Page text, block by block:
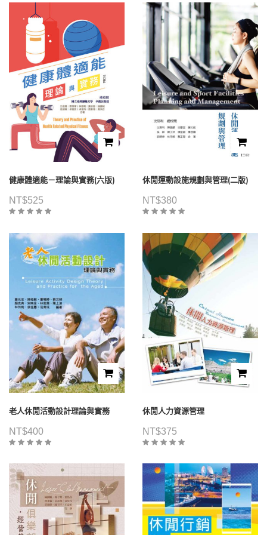
健康體適能－理論與實務(六版)
NT$525
休閒運動設施規劃與管理(二版)
NT$380
老人休閒活動設計理論與實務
NT$400
休閒人力資源管理
NT$375